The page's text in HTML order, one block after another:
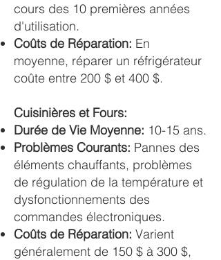
cours des 10 premières années
d'utilisation.
Coûts de Réparation: En
moyenne, réparer un réfrigérateur
coûte entre 200 $ et 400 $​​​​.
Cuisinières et Fours:
Durée de Vie Moyenne: 10-15 ans.
Problèmes Courants: Pannes des
éléments chauffants, problèmes
de régulation de la température et
dysfonctionnements des
commandes électroniques.
Coûts de Réparation: Varient
généralement de 150 $ à 300 $,